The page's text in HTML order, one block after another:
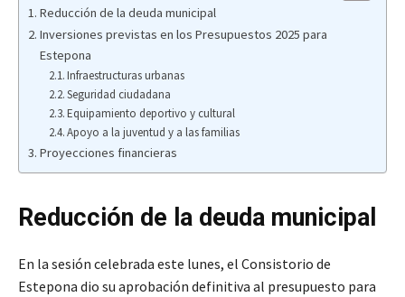
Reducción de la deuda municipal
Inversiones previstas en los Presupuestos 2025 para
Estepona
Infraestructuras urbanas
Seguridad ciudadana
Equipamiento deportivo y cultural
Apoyo a la juventud y a las familias
Proyecciones financieras
Reducción de la deuda municipal
En la sesión celebrada este lunes, el Consistorio de
Estepona dio su aprobación definitiva al presupuesto para